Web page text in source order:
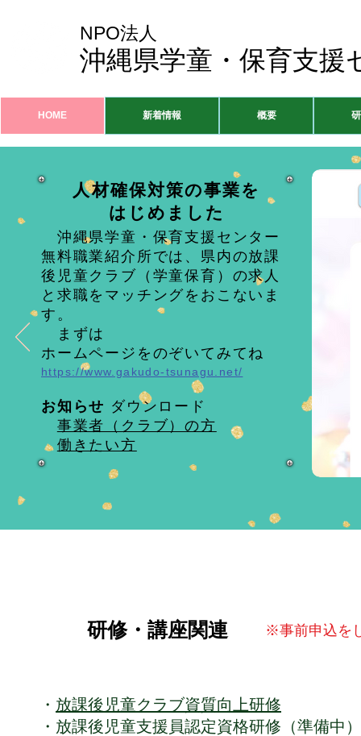
NPO法人
沖縄県学童・保育支援
HOME 新着情報 概要
人材確保対策の事業を
はじめました
沖縄県学童・保育支援センター
無料職業紹介所では、県内の放課
後児童クラブ（学童保育）の求人
と求職をマッチングをおこないま
す。
まずは
ホームページをのぞいてみてね
https://www.gakudo-tsunagu.net/
お知らせ ダウンロード
事業者（クラブ）の方
働きたい方
研修・講座関連 ※事前申込を
・ 放課後児童クラブ資質向上研修
・ 放課後児童支援員認定資格研修（準備中）